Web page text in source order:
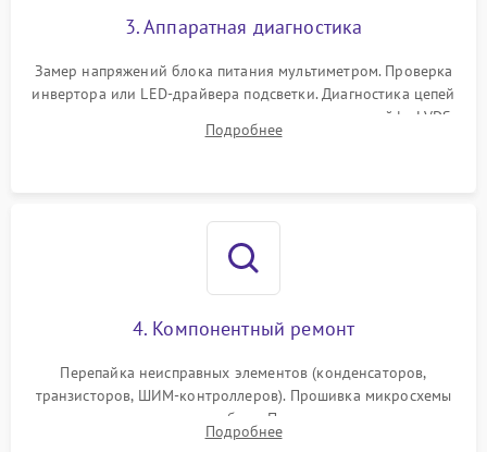
Поломка системы защиты
3. Аппаратная диагностика
Замер напряжений блока питания мультиметром. Проверка
инвертора или LED-драйвера подсветки. Диагностика цепей
питания скалера и тестирование сигналов на шлейфе LVDS
Подробнее
4. Компонентный ремонт
Перепайка неисправных элементов (конденсаторов,
транзисторов, ШИМ-контроллеров). Прошивка микросхемы
памяти при программных сбоях. При поломке подсветки —
разборка матрицы и замена выгоревших светодиодов.
Подробнее